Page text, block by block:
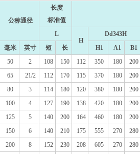
公称通径
长度
标准值
L
H
Dd343H
毫米
英寸 短 长 H1 A1 B1
50
2 108 150 112 350 180 200
65
21/2 112 170 115 370 180 200
80
3 114 180 120 380 180 200
100
4 127 190 138 420 180 200
125
5 140 200 164 460 180 200
150
6 140 210 175 555 270 280
200
8 152 230 208 605 270 280